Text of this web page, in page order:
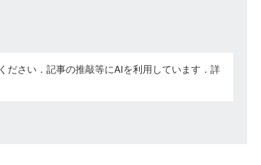
ださい．記事の推敲等にAIを利用しています．詳